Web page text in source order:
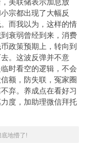
宗都出现了大幅反
而我以为，这样的情
衰弱曾经到来，消费
政策预期上，转向到
。这波反弹并不意
时看空的逻辑，不会
额，防失联，冤家圈
弃。养成点在看好习
度，加助理微信拜托
底地懵了!